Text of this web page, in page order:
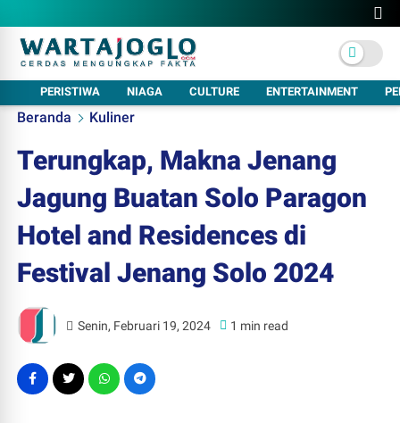
PERISTIWA NIAGA CULTURE ENTERTAINMENT
Beranda Kuliner
Terungkap, Makna Jenang
Jagung Buatan Solo Paragon
Hotel and Residences di
Festival Jenang Solo 2024
Senin, Februari 19, 2024 1 min read